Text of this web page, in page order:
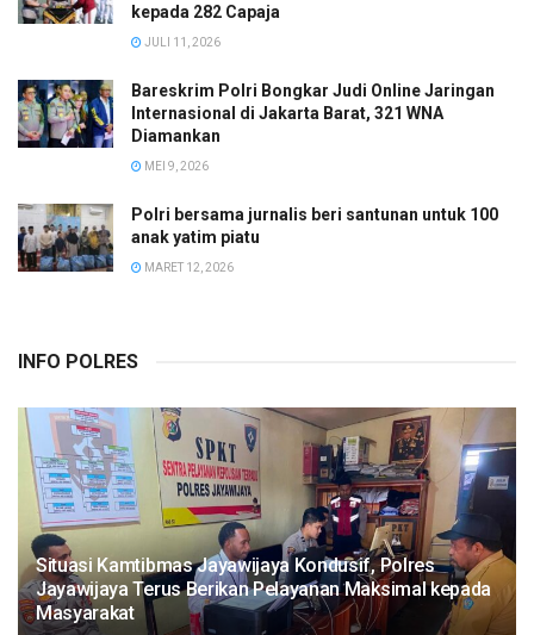
kepada 282 Capaja
JULI 11, 2026
Bareskrim Polri Bongkar Judi Online Jaringan
Internasional di Jakarta Barat, 321 WNA
Diamankan
MEI 9, 2026
Polri bersama jurnalis beri santunan untuk 100
anak yatim piatu
MARET 12, 2026
INFO POLRES
Situasi Kamtibmas Jayawijaya Kondusif, Polres
Jayawijaya Terus Berikan Pelayanan Maksimal kepada
Masyarakat